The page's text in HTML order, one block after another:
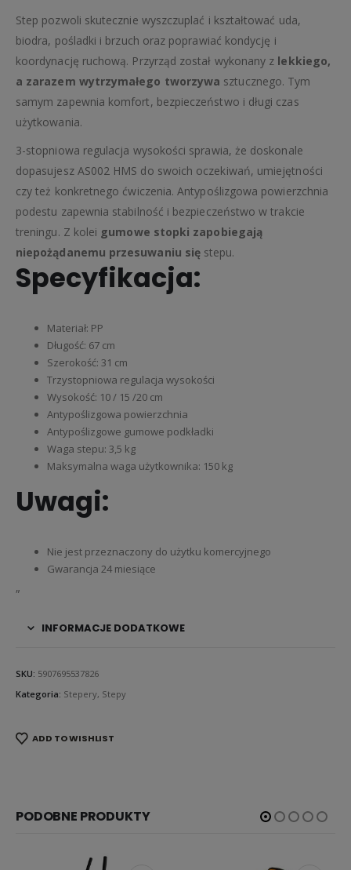
Step pozwoli skutecznie wyszczuplać i kształtować uda,
biodra, pośladki i brzuch oraz poprawiać kondycję i
koordynację ruchową. Przyrząd został wykonany z lekkiego,
a zarazem wytrzymałego tworzywa sztucznego. Tym
samym zapewnia komfort, bezpieczeństwo i długi czas
użytkowania.
3-stopniowa regulacja wysokości sprawia, że doskonale
dopasujesz AS002 HMS do swoich oczekiwań, umiejętności
czy też konkretnego ćwiczenia. Antypoślizgowa powierzchnia
podestu zapewnia stabilność i bezpieczeństwo w trakcie
treningu. Z kolei gumowe stopki zapobiegają
niepożądanemu przesuwaniu się stepu.
Specyfikacja:
Materiał: PP
Długość: 67 cm
Szerokość: 31 cm
Trzystopniowa regulacja wysokości
Wysokość: 10 / 15 /20 cm
Antypoślizgowa powierzchnia
Antypoślizgowe gumowe podkładki
Waga stepu: 3,5 kg
Maksymalna waga użytkownika: 150 kg
Uwagi:
Nie jest przeznaczony do użytku komercyjnego
Gwarancja 24 miesiące
„
INFORMACJE DODATKOWE
SKU: 5907695537826
Kategoria: Stepery, Stepy
ADD TO WISHLIST
PODOBNE PRODUKTY